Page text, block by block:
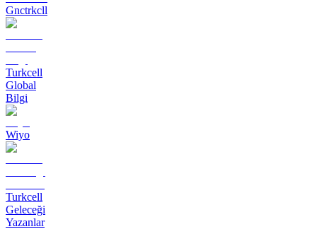
Gnctrkcll
Turkcell
Global
Bilgi
Wiyo
Turkcell
Geleceği
Yazanlar